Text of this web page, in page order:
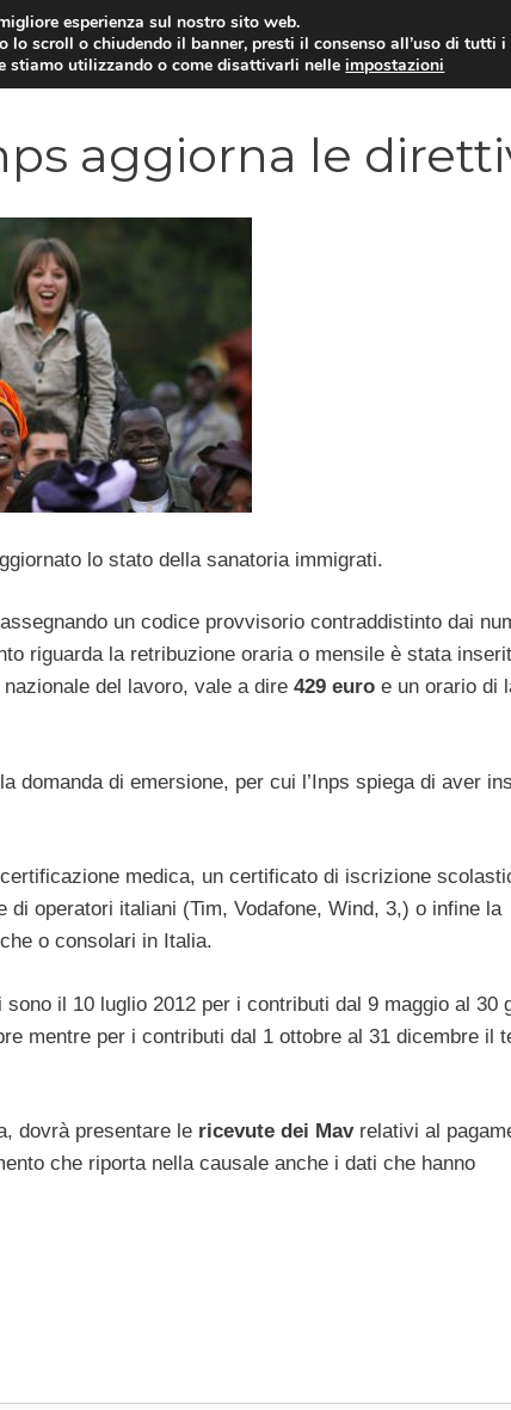
YUAN COIN GOSSIP NEWS DAL
aggiorna le
lo stato della sanatoria immigrati.
un codice provvisorio contraddistinto dai
riguarda la retribuzione oraria o mensile è stata
del lavoro, vale a dire 429 euro e un orario di
domanda di emersione, per cui l’Inps spiega di aver
medica, un certificato di iscrizione
operatori italiani (Tim, Vodafone, Wind, 3,) o infine la
o consolari in Italia.
il 10 luglio 2012 per i contributi dal 9 maggio al 30
mentre per i contributi dal 1 ottobre al 31 dicembre il
dovrà presentare le ricevute dei Mavrelativi al
che riporta nella causale anche i dati che hanno
esperienza sul nostro sito web.
lo scroll o chiudendo il banner, presti il consenso all’uso di tutti
stiamo utilizzando o come disattivarli nelleimpostazioni